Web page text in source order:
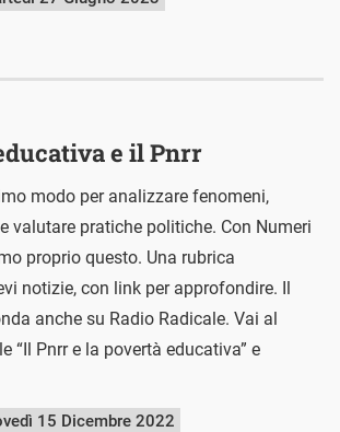
e il Pnrr
modo per analizzare fenomeni,
valutare pratiche politiche. Con Numeri
proprio questo. Una rubrica
notizie, con link per approfondire. Il
anche su Radio Radicale. Vai al
“Il Pnrr e la povertà educativa” e
15 Dicembre 2022